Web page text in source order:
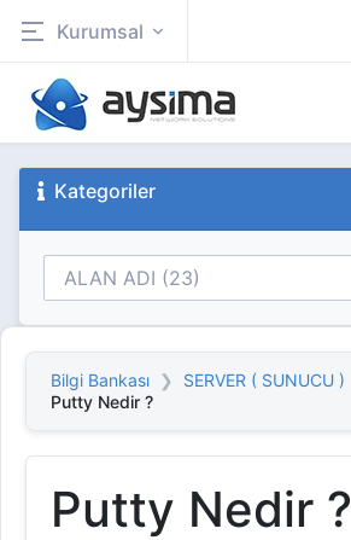
Kurumsal
Kategoriler
Bilgi Bankası
SERVER ( SUNUCU )
Putty Nedir ?
Putty Nedir ?